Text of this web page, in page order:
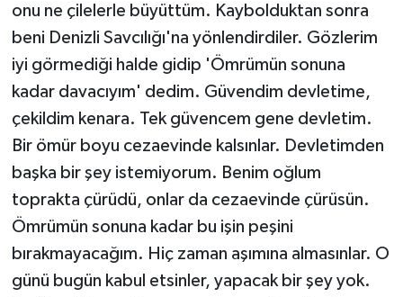
onu ne çilelerle büyüttüm. Kaybolduktan sonra
beni Denizli Savcılığı'na yönlendirdiler. Gözlerim
iyi görmediği halde gidip 'Ömrümün sonuna
kadar davacıyım' dedim. Güvendim devletime,
çekildim kenara. Tek güvencem gene devletim.
Bir ömür boyu cezaevinde kalsınlar. Devletimden
başka bir şey istemiyorum. Benim oğlum
toprakta çürüdü, onlar da cezaevinde çürüsün.
Ömrümün sonuna kadar bu işin peşini
bırakmayacağım. Hiç zaman aşımına almasınlar. O
günü bugün kabul etsinler, yapacak bir şey yok.